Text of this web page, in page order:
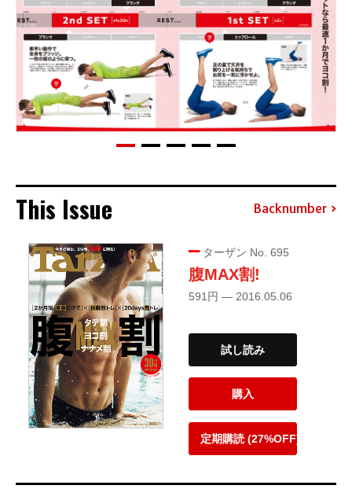
This Issue Backnumber
ターザン No. 695
腹MAX割!
591円 — 2016.05.06
試し読み
購入
定期購読 (27%OFF)